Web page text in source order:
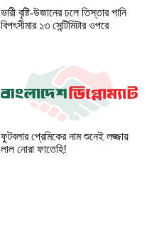
ভারী বৃষ্টি-উজানের ঢলে তিস্তার পানি
বিপৎসীমার ১৩ সেন্টিমিটার ওপরে
ফুটবলার প্রেমিকের নাম শুনেই লজ্জায়
লাল নোরা ফাতেহি!